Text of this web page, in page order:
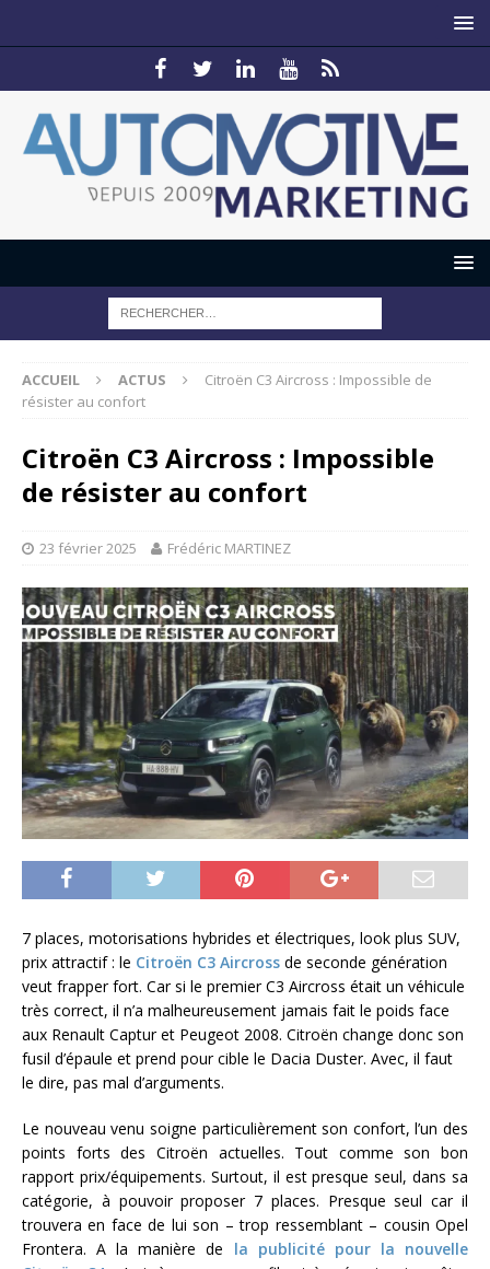
ACCUEIL ACTUS
Citroën C3 Aircross : Impossible de
résister au confort
Citroën C3 Aircross : Impossible
de résister au confort
23 février 2025 Frédéric MARTINEZ
7 places, motorisations hybrides et électriques, look plus SUV,
prix attractif : le Citroën C3 Aircross de seconde génération
veut frapper fort. Car si le premier C3 Aircross était un véhicule
très correct, il n’a malheureusement jamais fait le poids face
aux Renault Captur et Peugeot 2008. Citroën change donc son
fusil d’épaule et prend pour cible le Dacia Duster. Avec, il faut
le dire, pas mal d’arguments.
Le nouveau venu soigne particulièrement son confort, l’un des
points forts des Citroën actuelles. Tout comme son bon
rapport prix/équipements. Surtout, il est presque seul, dans sa
catégorie, à pouvoir proposer 7 places. Presque seul car il
trouvera en face de lui son – trop ressemblant – cousin Opel
Frontera. A la manière de la publicité pour la nouvelle